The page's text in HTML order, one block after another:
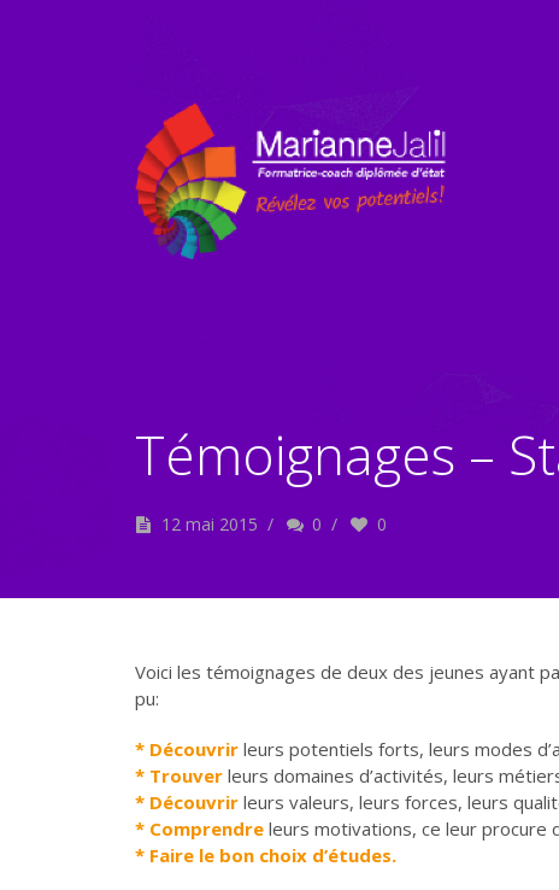
Témoignages –
12 mai 2015 / 0 / 0
Voici les témoignages de deux des jeunes ayant
pu:
* Découvrir leurs potentiels forts, leurs modes
* Trouver leurs domaines d’activités, leurs
* Découvrir leurs valeurs, leurs forces, leurs
* Comprendre leurs motivations, ce leur procure
* Faire le bon choix d’études.